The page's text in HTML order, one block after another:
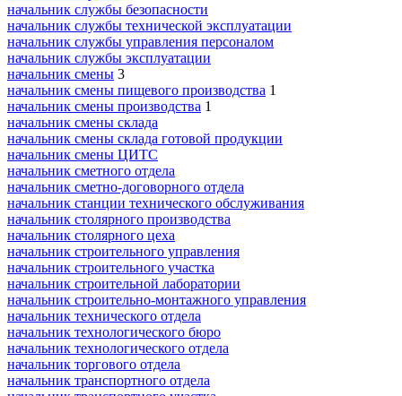
начальник службы безопасности
начальник службы технической эксплуатации
начальник службы управления персоналом
начальник службы эксплуатации
начальник смены 3
начальник смены пищевого производства 1
начальник смены производства 1
начальник смены склада
начальник смены склада готовой продукции
начальник смены ЦИТС
начальник сметного отдела
начальник сметно-договорного отдела
начальник станции технического обслуживания
начальник столярного производства
начальник столярного цеха
начальник строительного управления
начальник строительного участка
начальник строительной лаборатории
начальник строительно-монтажного управления
начальник технического отдела
начальник технологического бюро
начальник технологического отдела
начальник торгового отдела
начальник транспортного отдела